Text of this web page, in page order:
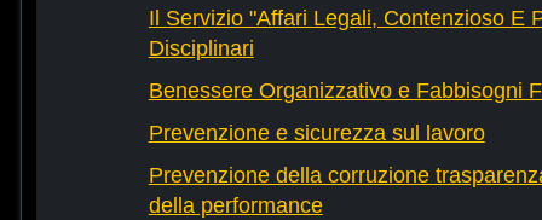
Il Servizio "Affari Legali, Contenzioso E
Disciplinari
Benessere Organizzativo e Fabbisogni
Prevenzione e sicurezza sul lavoro
Prevenzione della corruzione
della performance